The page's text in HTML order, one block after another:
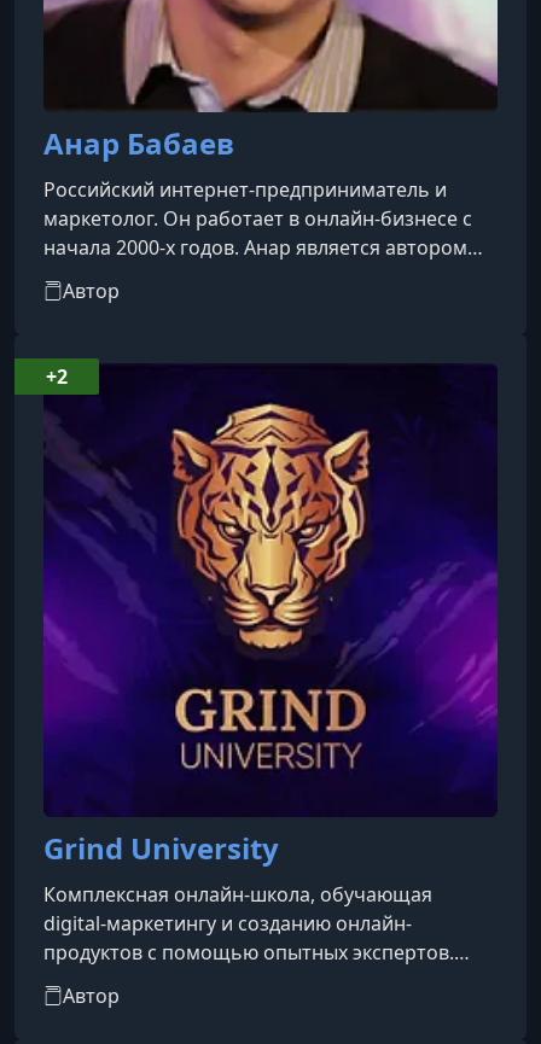
Анар Бабаев
Российский интернет-предприниматель и
маркетолог. Он работает в онлайн-бизнесе с
начала 2000-х годов. Анар является автором
книг по маркетингу и продвижению сайтов,
соавтором проектов в области веб-
сайтов Setup.ru) и модулей управления
рекламой.
Автор
Grind University
Комплексная онлайн-школа, обучающая
digital-маркетингу и созданию онлайн-
продуктов с помощью опытных экспертов.
Предполагается множество направлений и
глубокая программная структура,
Автор
+2